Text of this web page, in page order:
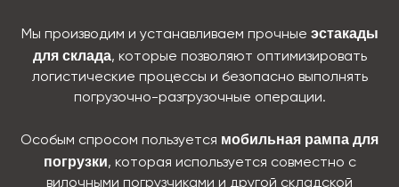
Мы производим и устанавливаем прочные эстакады
для склада, которые позволяют оптимизировать
логистические процессы и безопасно выполнять
погрузочно-разгрузочные операции.
Особым спросом пользуется мобильная рампа для
погрузки, которая используется совместно с
вилочными погрузчиками и другой складской